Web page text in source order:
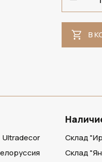
В
Ultradecor
Склад
Склад